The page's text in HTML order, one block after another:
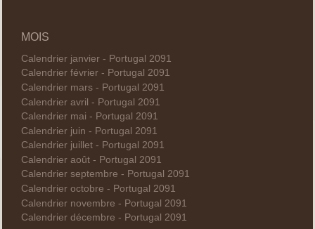
MOIS
Calendrier janvier - Portugal 2091
Calendrier février - Portugal 2091
Calendrier mars - Portugal 2091
Calendrier avril - Portugal 2091
Calendrier mai - Portugal 2091
Calendrier juin - Portugal 2091
Calendrier juillet - Portugal 2091
Calendrier août - Portugal 2091
Calendrier septembre - Portugal 2091
Calendrier octobre - Portugal 2091
Calendrier novembre - Portugal 2091
Calendrier décembre - Portugal 2091